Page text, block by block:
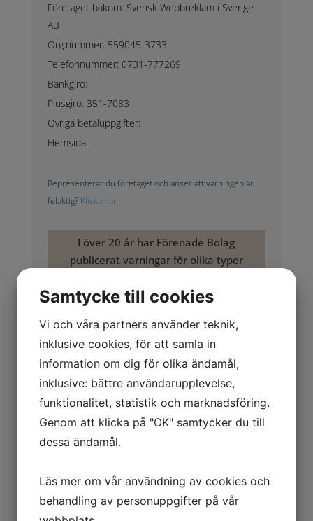
Företaget bakom: Svensk Webbreklam i Sverige
AB
Org.nummer: 559045-3733
Telefonnummer: 0731-777269
Bankgiro:
Plusgiro: 351-7083
Övriga betaluppgifter:
Hemsida:
Representerar du företaget och anser att varningen är
felaktig? Klicka här
I över 20 år har Förenade Bolag
publicerat varningar för olika typer
experter inom området.
bluffaktura?
Kontakta oss:
tel: 020 503 503
info@forenadebolag.se
Allmänt om företaget
Svensk Webbreklam
Säljaren påstår att du haft ett tidigare
införande/samarbete med Svensk Webbreklam
Svensk Webbreklam fakturerar sedan för
Samtycke till cookies
Vi och våra partners använder teknik,
inklusive cookies, för att samla in
information om dig för olika ändamål,
inklusive: bättre användarupplevelse,
funktionalitet, statistik och marknadsföring.
Genom att klicka på "OK" samtycker du till
dessa ändamål.
Läs mer om vår användning av cookies och
behandling av personuppgifter på vår